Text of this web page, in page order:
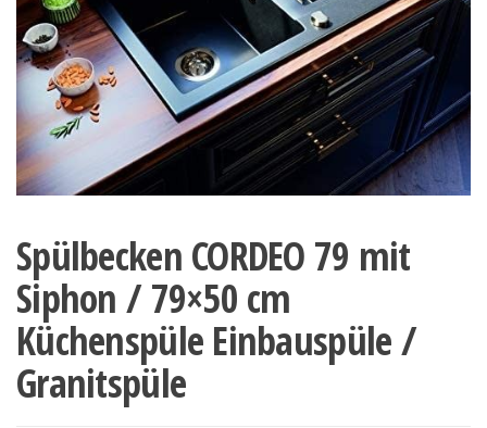
Spülbecken CORDEO 79 mit
Siphon / 79×50 cm
Küchenspüle Einbauspüle /
Granitspüle